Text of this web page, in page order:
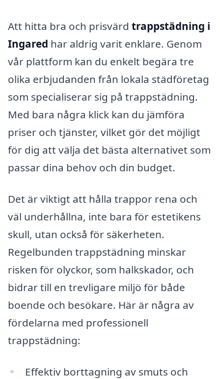
Att hitta bra och prisvärd trappstädning i
Ingared har aldrig varit enklare. Genom
vår plattform kan du enkelt begära tre
olika erbjudanden från lokala städföretag
som specialiserar sig på trappstädning.
Med bara några klick kan du jämföra
priser och tjänster, vilket gör det möjligt
för dig att välja det bästa alternativet som
passar dina behov och din budget.
Det är viktigt att hålla trappor rena och
väl underhållna, inte bara för estetikens
skull, utan också för säkerheten.
Regelbunden trappstädning minskar
risken för olyckor, som halkskador, och
bidrar till en trevligare miljö för både
boende och besökare. Här är några av
fördelarna med professionell
trappstädning:
Effektiv borttagning av smuts och